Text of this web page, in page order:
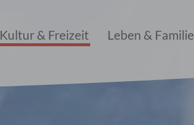
Kultur & Freizeit Leben & Familie